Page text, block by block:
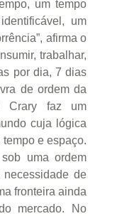
um tempo
um
afirma o
trabalhar,
por dia, 7 dias
de ordem da
Crary faz um
cuja lógica
e espaço.
uma ordem
de
fronteira ainda
mercado. No